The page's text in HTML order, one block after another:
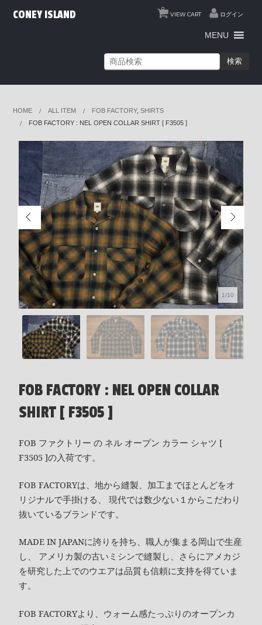
VIEW CART
0
ログイン
CONEY ISLAND
MENU
検索
HOME ALL ITEM FOB FACTORY,SHIRTS
FOB FACTORY : NEL OPEN COLLAR SHIRT [ F3505 ]
1/10
FOB FACTORY : NEL OPEN COLLAR
SHIRT [ F3505 ]
FOB ファクトリー の ネル オープン カラー シャツ [
F3505 ]の入荷です。
FOB FACTORYは、地から縫製、加工までほとんどをオ
リジナルで手掛ける、 現代では数少ない１からこだわり
抜いているブランドです。
MADE IN JAPANに誇りを持ち、職人が集まる岡山で生産
し、 アメリカ製の古いミシンで縫製し、さらにアメカジ
を研究した上でのウエアは品質も信頼に支持を得ていま
す。
FOB FACTORYより、ウォーム感たっぷりのオープンカ